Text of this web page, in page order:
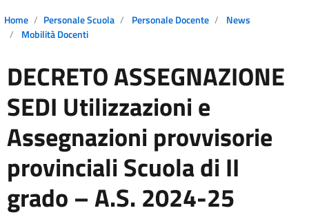
Home Personale Scuola Personale Docente
News
Mobilità Docenti
DECRETO ASSEGNAZIONE
SEDI Utilizzazioni e
Assegnazioni provvisorie
provinciali Scuola di II
grado – A.S. 2024-25